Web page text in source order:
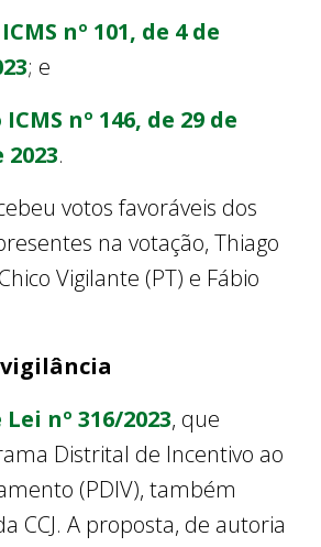
nº 101, de 4 de
; e
nº 146, de 29 de
.
votos favoráveis dos
na votação, Thiago
Vigilante (PT) e Fábio
nº 316/2023, que
Distrital de Incentivo ao
(PDIV), também
CCJ. A proposta, de autoria